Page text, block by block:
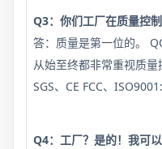
Q3：你们工厂在质量控
答：质量是第一位的。
从始至终都非常重视质量
SGS、CE FCC、
Q4：工厂？是的！我可